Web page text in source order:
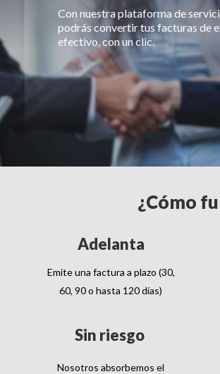
Con nuestra plataforma de
podrás convertir tus facturas de
efectivo, con un clic.
¿Cómo
Emite una factura a plazo (30,
60, 90 o hasta 120 días)
Nosotros absorbemos el
Adelanta
Sin riesgo